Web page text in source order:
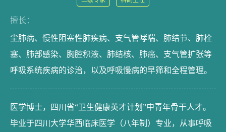
擅长：
尘肺病、慢性阻塞性肺疾病、支气管哮喘、肺结节、肺栓
塞、肺部感染、胸腔积液、肺结核、肺癌、支气管扩张等
呼吸系统疾病的诊治，以及呼吸慢病的早筛和全程管理。
医学博士，四川省“卫生健康英才计划”中青年骨干人才。
毕业于四川大学华西临床医学（八年制）专业，从事呼吸